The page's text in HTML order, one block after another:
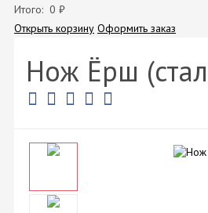
Итого: 0 ₽
Открыть корзину Оформить заказ
Нож Ёрш